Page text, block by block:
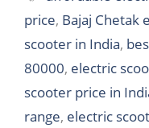
price, Bajaj Chetak
scooter in India,
80000, electric
scooter price in
range, electric